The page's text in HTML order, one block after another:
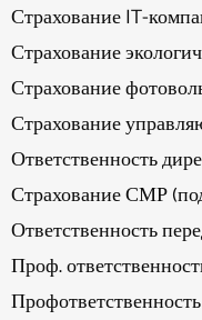
Страхование IT-
Страхование
Страхование
Страхование
Ответственность
Страхование СМР
Ответственность
Проф.